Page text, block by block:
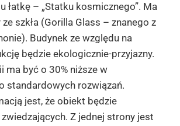
łatkę – „Statku kosmicznego”. Ma
szkła (Gorilla Glass – znanego z
Budynek ze względu na
będzie ekologicznie-przyjazny.
ma być o 30% niższe w
standardowych rozwiązań.
jest, że obiekt będzie
Z jednej strony jest